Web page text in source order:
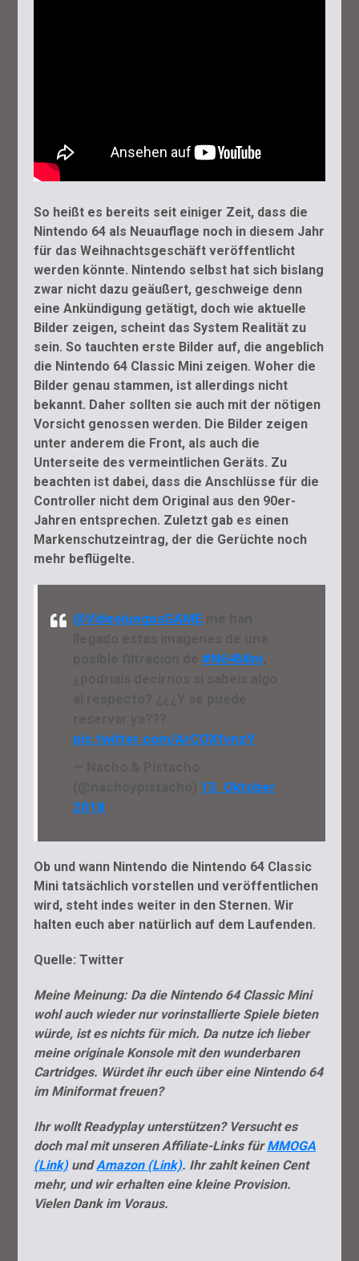
So heißt es bereits seit einiger Zeit, dass die
Nintendo 64 als Neuauflage noch in diesem Jahr
für das Weihnachtsgeschäft veröffentlicht
werden könnte. Nintendo selbst hat sich bislang
zwar nicht dazu geäußert, geschweige denn
eine Ankündigung getätigt, doch wie aktuelle
Bilder zeigen, scheint das System Realität zu
sein. So tauchten erste Bilder auf, die angeblich
die Nintendo 64 Classic Mini zeigen. Woher die
Bilder genau stammen, ist allerdings nicht
bekannt. Daher sollten sie auch mit der nötigen
Vorsicht genossen werden. Die Bilder zeigen
unter anderem die Front, als auch die
Unterseite des vermeintlichen Geräts. Zu
beachten ist dabei, dass die Anschlüsse für die
Controller nicht dem Original aus den 90er-
Jahren entsprechen. Zuletzt gab es einen
Markenschutzeintrag, der die Gerüchte noch
mehr beflügelte.
@VideojuegosGAME
#N64Mini
pic.twitter.com/ArCOXfvnzY
13. Oktober
2018
Ob und wann Nintendo die Nintendo 64 Classic
Mini tatsächlich vorstellen und veröffentlichen
wird, steht indes weiter in den Sternen. Wir
halten euch aber natürlich auf dem Laufenden.
Quelle: Twitter
Meine Meinung: Da die Nintendo 64 Classic Mini
wohl auch wieder nur vorinstallierte Spiele bieten
würde, ist es nichts für mich. Da nutze ich lieber
meine originale Konsole mit den wunderbaren
Cartridges. Würdet ihr euch über eine Nintendo 64
im Miniformat freuen?
Ihr wollt Readyplay unterstützen? Versucht es
doch mal mit unseren Affiliate-Links fürMMOGA
(Link)undAmazon (Link). Ihr zahlt keinen Cent
mehr, und wir erhalten eine kleine Provision.
Vielen Dank im Voraus.